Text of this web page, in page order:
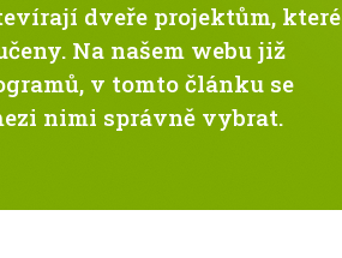
dveře projektům, které
Na našem webu již
v tomto článku se
nimi správně vybrat.